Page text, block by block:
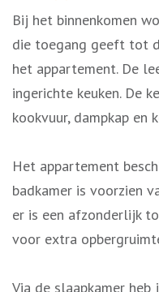
Bij het binnenkomen
die toegang geeft tot
het appartement. De
ingerichte keuken. De
kookvuur, dampkap en
Het appartement
badkamer is voorzien
er is een afzonderlijk
voor extra
Via de slaapkamer